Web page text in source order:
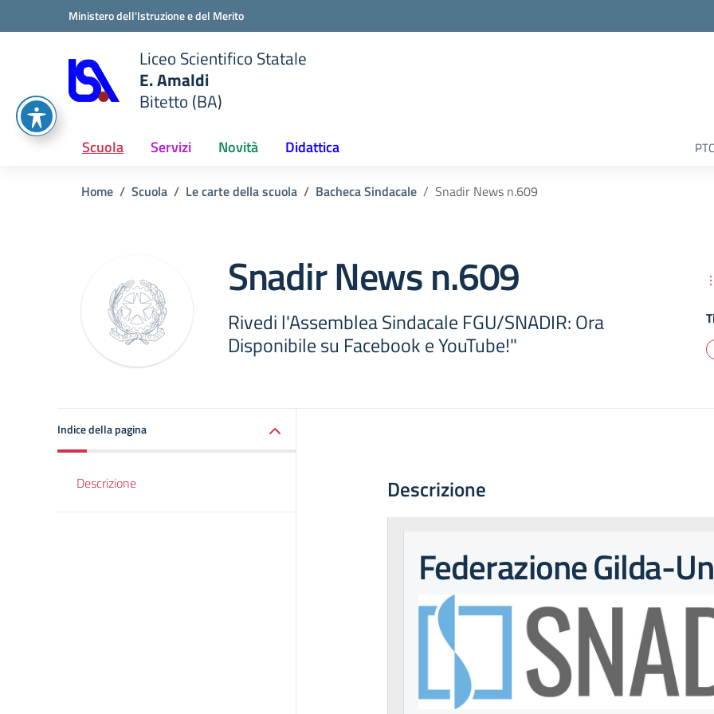
Vai ai contenuti
Vai al menu di navigazioneMinistero dell'Istruzione e del Merito
scuola
Liceo Scientifico Statale
E. Amaldi
Bitetto (BA)
Scuola Servizi Novità Didattica
Home Scuola Le carte della scuola Bacheca Sindacale Snadir News n.609
Snadir News n.609
Rivedi l'Assemblea Sindacale FGU/SNADIR: Ora
Disponibile su Facebook e YouTube!"
Indice della pagina
Descrizione Descrizione
Federazione Gilda-